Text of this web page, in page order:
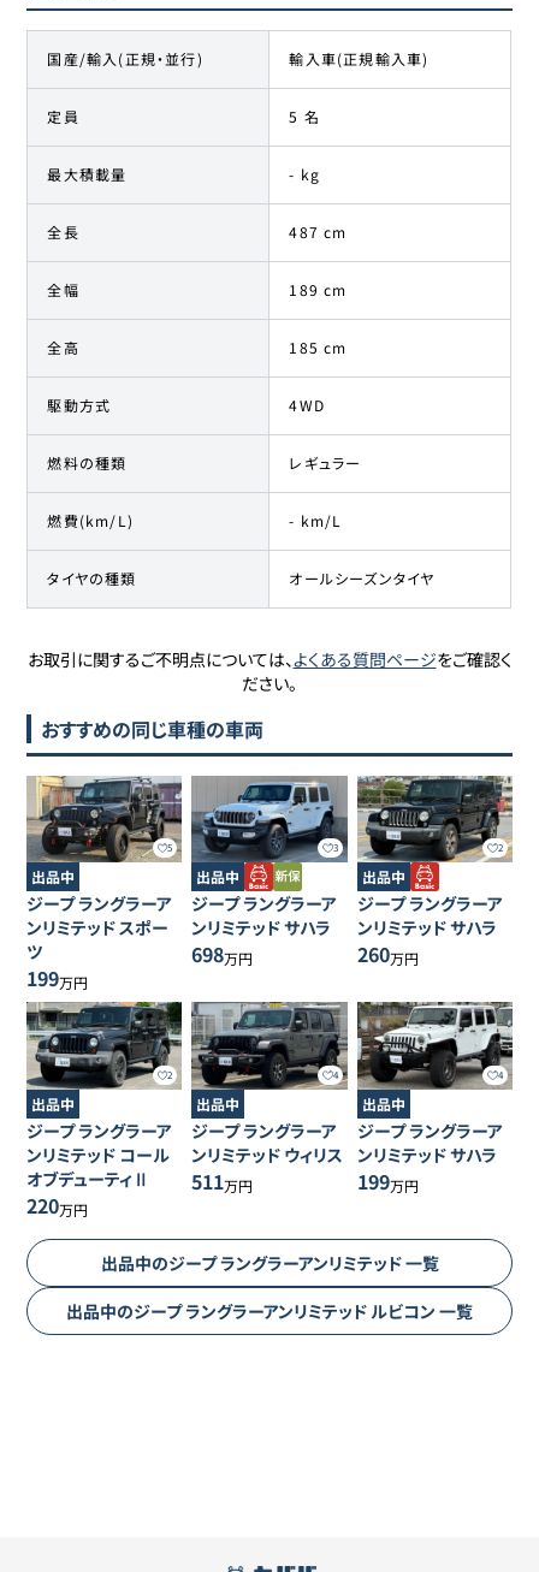
国産/輸入(正規・並行) 輸入車(正規輸入車)
定員 5 名
最大積載量 - kg
全長 487 cm
全幅 189 cm
全高 185 cm
駆動方式 4WD
燃料の種類 レギュラー
燃費(km/L) - km/L
タイヤの種類 オールシーズンタイヤ
お取引に関するご不明点については、よくある質問ページをご確認く
ださい。
おすすめの同じ車種の車両
5
出品中
ジープラングラーア
ンリミテッドスポー
ツ
199万円
3
出品中
ジープラングラーア
ンリミテッドサハラ
698万円
2
出品中
ジープラングラーア
ンリミテッドサハラ
260万円
2
出品中
ジープラングラーア
ンリミテッド コール
オブデューティⅡ
220万円
4
出品中
ジープラングラーア
ンリミテッド ウィリス
511万円
4
出品中
ジープラングラーア
ンリミテッドサハラ
199万円
出品中のジープラングラーアンリミテッド一覧
出品中のジープラングラーアンリミテッド ルビコン 一覧